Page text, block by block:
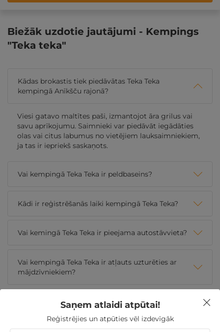
Biežāk uzdotie jautājumi - Kempings
"Teka teka"
Kādas brokastis tiek piedāvātas Teka Teka
kempingā Anīkšču rajonā?
Viesi gatavo maltītes paši, izmantojot āra grilus vai
savu aprīkojumu. Saimnieki var piedāvāt iegādāties
olas vai citus labumus no vietējiem lauksaimniekiem,
ja tas ir iepriekš saskaņots.
Vai kempingā Teka Teka ir peldbaseins?
Kādi ir reģistrēšanās laiki kempingā Teka Teka?
Vai kemingā Teka Teka ir pieejama autostāvvieta?
Vai kempingā Teka Teka ir atļauts uzturēties ar
mājdzīvniekiem?
Nekādasapkalpošanas un administrācijas
Saņem atlaidi atpūtai!
Reģistrējies un atpūties vēl izdevīgāk